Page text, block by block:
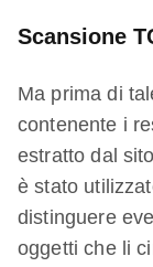
Scansione
Ma prima di
contenente i
estratto dal
è stato
distinguere
oggetti che li